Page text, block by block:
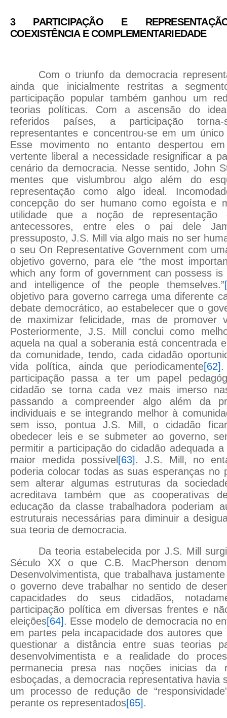
3 PARTICIPAÇÃO E
COEXISTÊNCIA E COMPLEMENTARIEDADE
Com o triunfo da democracia
ainda que inicialmente restritas a
participação popular também ganhou um
teorias políticas. Com a ascensão do
referidos países, a participação
representantes e concentrou-se em um
Esse movimento no entanto despertou
vertente liberal a necessidade resignificar a
cenário da democracia. Nesse sentido, John
mentes que vislumbrou algo além do
representação como algo ideal.
concepção do ser humano como egoísta e
utilidade que a noção de representação
antecessores, entre eles o pai dele
pressuposto, J.S. Mill via algo mais no ser
o seu On Representative Government com
objetivo governo, para ele “the most
which any form of government can possess
and intelligence of the people themselves.”
objetivo para governo carrega uma diferente
debate democrático, ao estabelecer que o
de maximizar felicidade, mas de promover
Posteriormente, J.S. Mill conclui como
aquela na qual a soberania está concentrada
da comunidade, tendo, cada cidadão
vida política, ainda que periodicamente[62]
participação passa a ter um papel
cidadão se torna cada vez mais imerso
passando a compreender algo além da
individuais e se integrando melhor à
sem isso, pontua J.S. Mill, o cidadão
obedecer leis e se submeter ao governo,
permitir a participação do cidadão adequada
maior medida possível [63]. J.S. Mill, no
poderia colocar todas as suas esperanças no
sem alterar algumas estruturas da
acreditava também que as cooperativas
educação da classe trabalhadora poderiam
estruturais necessárias para diminuir a
sua teoria de democracia.
Da teoria estabelecida por J.S. Mill
Século XX o que C.B. MacPherson
Desenvolvimentista, que trabalhava
o governo deve trabalhar no sentido de
capacidades do seus cidadãos,
participação política em diversas frentes e
eleições[64]. Esse modelo de democracia no
em partes pela incapacidade dos autores
questionar a distância entre suas teorias
desenvolvimentista e a realidade do
permanecia presa nas noções inicias da
esboçadas, a democracia representativa havia
um processo de redução de
perante os representados[65].